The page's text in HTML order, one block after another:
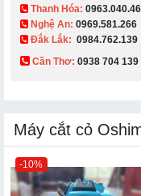
Thanh Hóa:
Nghệ An: 0969.581.266
Đắk Lắk: 0984.762.139
Cần Thơ: 0938 704 139​
Máy cắt cỏ
-10%